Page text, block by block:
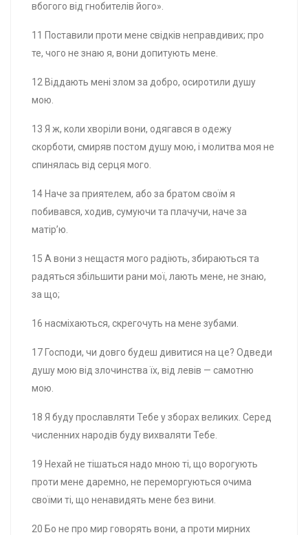
вбогого від гнобителів його».
11 Поставили проти мене свідків неправдивих; про
те, чого не знаю я, вони допитують мене.
12 Віддають мені злом за добро, осиротили душу
мою.
13 Я ж, коли хворіли вони, одягався в одежу
скорботи, смиряв постом душу мою, і молитва моя не
спинялась від серця мого.
14 Наче за приятелем, або за братом своїм я
побивався, ходив, сумуючи та плачучи, наче за
матір’ю.
15 А вони з нещастя мого радіють, збираються та
радяться збільшити рани мої, лають мене, не знаю,
за що;
16 насміхаються, скрегочуть на мене зубами.
17 Господи, чи довго будеш дивитися на це? Одведи
душу мою від злочинства їх, від левів — самотню
мою.
18 Я буду прославляти Тебе у зборах великих. Серед
численних народів буду вихваляти Тебе.
19 Нехай не тішаться надо мною ті, що ворогують
проти мене даремно, не переморгуються очима
своїми ті, що ненавидять мене без вини.
20 Бо не про мир говорять вони, а проти мирних